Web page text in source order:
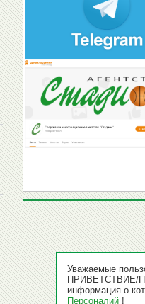
Уважаемые
ПРИВЕТСТВИЕ/
информация о
Персоналий !